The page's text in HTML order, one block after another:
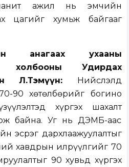
ажил нь эмчийн
цагийг хумьж байгааг
анагаах ухааны
холбооны Удирдах
Л.Тэмүүн:
Нийслэлд
90 хөтөлбөрийг богино
хүргэх шахалт
байна. Уг нь ДЭМБ-аас
эсрэг дархлаажуулалтыг
хавдрын илрүүлгийг 70
90 хувьд хүргэх